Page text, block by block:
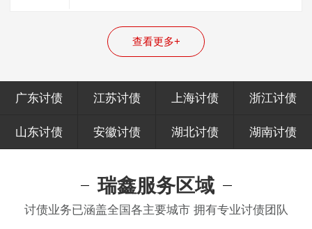
查看更多+
广东讨债 江苏讨债 上海讨债 浙江讨债
山东讨债 安徽讨债 湖北讨债 湖南讨债
瑞鑫服务区域
讨债业务已涵盖全国各主要城市 拥有专业讨债团队